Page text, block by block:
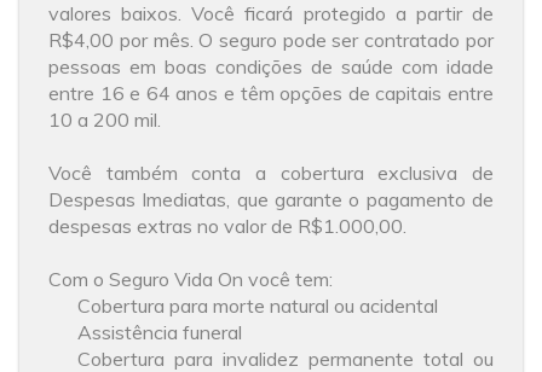
valores baixos. Você ficará protegido a partir de
R$4,00 por mês. O seguro pode ser contratado por
pessoas em boas condições de saúde com idade
entre 16 e 64 anos e têm opções de capitais entre
10 a 200 mil.
Você também conta a cobertura exclusiva de
Despesas Imediatas, que garante o pagamento de
despesas extras no valor de R$1.000,00.
Com o Seguro Vida On você tem:
Cobertura para morte natural ou acidental
Assistência funeral
Cobertura para invalidez permanente total ou